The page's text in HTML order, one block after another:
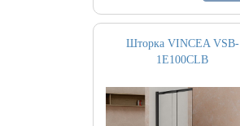
Шторка VINCEA VSB-
1E100CLB